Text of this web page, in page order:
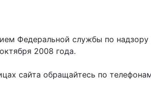
Федеральной службы по
2008 года.
сайта обращайтесь по